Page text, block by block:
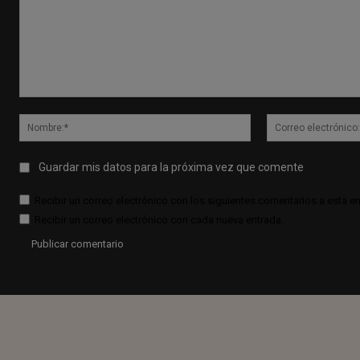
Nombre:*
Guardar mis datos para la próxima vez que comente